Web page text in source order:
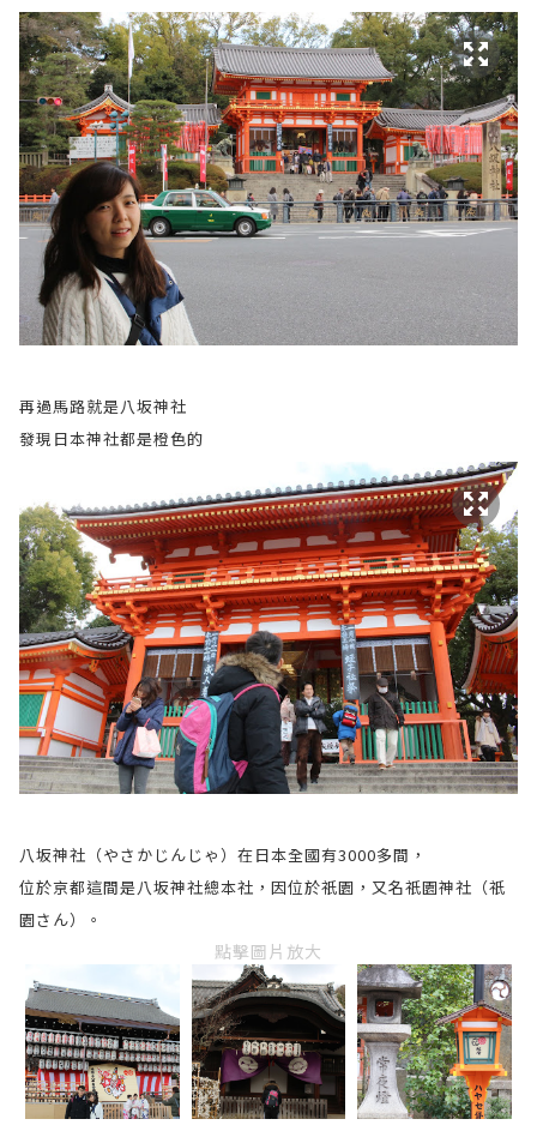
再過馬路就是八坂神社
發現日本神社都是橙色的
八坂神社（やさかじんじゃ）在日本全國有3000多間，
位於京都這間是八坂神社總本社，因位於祇園，又名祇園神社（祇
園さん）。
點擊圖片放大